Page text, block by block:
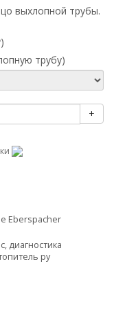
выхлопной трубы.
)
трубу)
+
Eberspacher
, диагностика
ру